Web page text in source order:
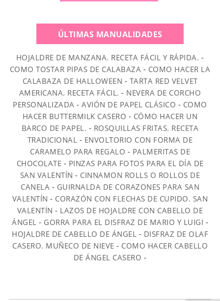
ÚLTIMAS MANUALIDADES
HOJALDRE DE MANZANA. RECETA FÁCIL Y RÁPIDA. -
COMO TOSTAR PIPAS DE CALABAZA - COMO HACER LA
CALABAZA DE HALLOWEEN - TARTA RED VELVET
AMERICANA. RECETA FÁCIL. - NEVERA DE CORCHO
PERSONALIZADA -AVIÓN DE PAPEL CLÁSICO - COMO
HACER BUTTERMILK CASERO - CÓMO HACER UN
BARCO DE PAPEL. - ROSQUILLAS FRITAS. RECETA
TRADICIONAL - ENVOLTORIO CON FORMA DE
CARAMELO PARA REGALO - PALMERITAS DE
CHOCOLATE - PINZAS PARA FOTOS PARA EL DÍA DE
SAN VALENTÍN - CINNAMON ROLLS O ROLLOS DE
CANELA - GUIRNALDA DE CORAZONES PARA SAN
VALENTÍN - CORAZÓN CON FLECHAS DE CUPIDO. SAN
VALENTÍN - LAZOS DE HOJALDRE CON CABELLO DE
ÁNGEL - GORRA PARA EL DISFRAZ DE MARIO Y LUIGI -
HOJALDRE DE CABELLO DE ÁNGEL - DISFRAZ DE OLAF
CASERO. MUÑECO DE NIEVE - COMO HACER CABELLO
DE ÁNGEL CASERO -